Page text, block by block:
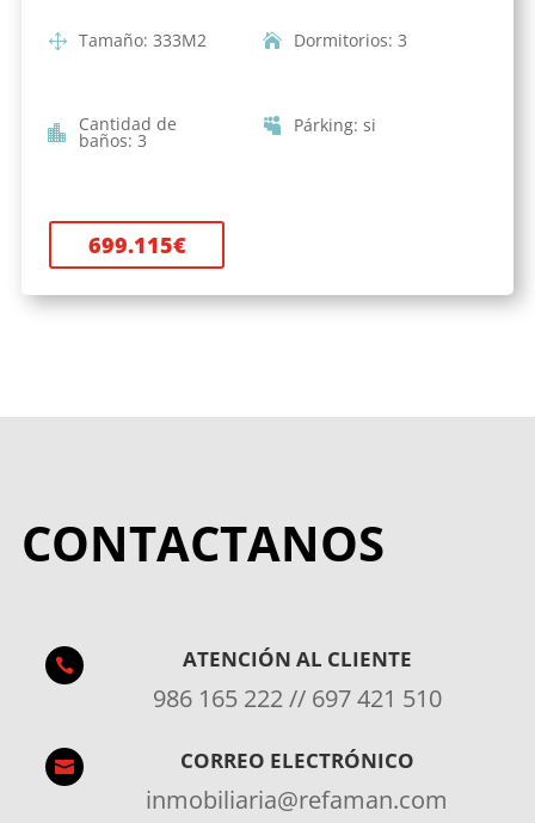
Tamaño: 333M2 Dormitorios: 3
Cantidad de
baños: 3
Párking: si
699.115€
CONTACTANOS
 ATENCIÓN AL CLIENTE
986 165 222 // 697 421 510
 CORREO ELECTRÓNICO
inmobiliaria@refaman.com